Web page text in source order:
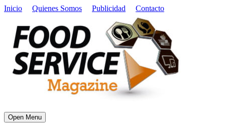
Inicio Quienes Somos Publicidad Contacto
Open Menu